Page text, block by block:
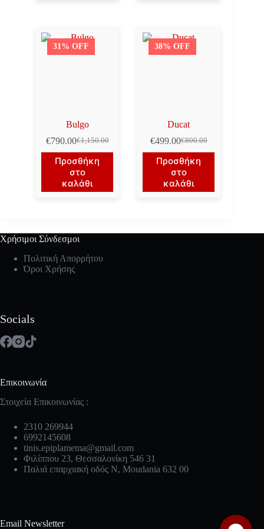
31% OFF
Bulgo
€1,150.00
Original
price
was:
€1,150.00.
€790.00Η
τρέχουσα
τιμή
είναι:
€790.00.
Προσθήκη
στο
καλάθι
38% OFF
Ducat
€800.00
Original
price
was:
€800.00.
€499.00Η
τρέχουσα
τιμή
είναι:
€499.00.
Προσθήκη
στο
καλάθι
Χρήσιμοι Σύνδεσμοι
Πολιτική Απορρήτου
Όροι Χρήσης
Socials
Επικοινωνία
Στοιχεία Επικοινωνίας :
2310 269944
6992145608
tinis.epiplamema@gmail.com
Φιλίππου 23, Θεσσαλονίκη 546 31
Παλιά επαρχιακή οδός Ν, Moudania 632 00
Email Newsletter